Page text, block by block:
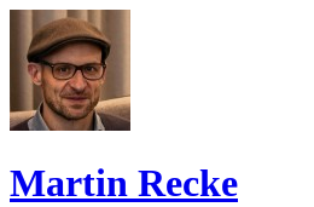
Martin Recke